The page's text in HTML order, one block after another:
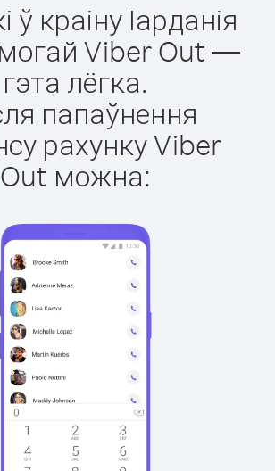
ў краіну Іарданія
Viber Out —
гэта лёгка.
папаўнення
рахунку Viber
Out можна: